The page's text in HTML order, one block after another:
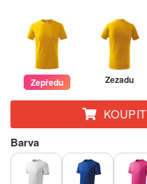
Zepředu Zezadu
KOUPIT
Barva